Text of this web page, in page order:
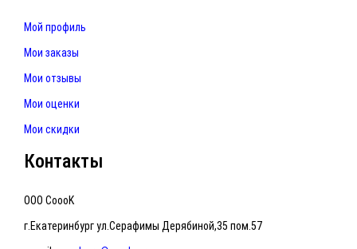
Мой профиль
Мои заказы
Мои отзывы
Мои оценки
Мои скидки
Контакты
ООО CoooK
г.Екатеринбург ул.Серафимы Дерябиной,35 пом.57